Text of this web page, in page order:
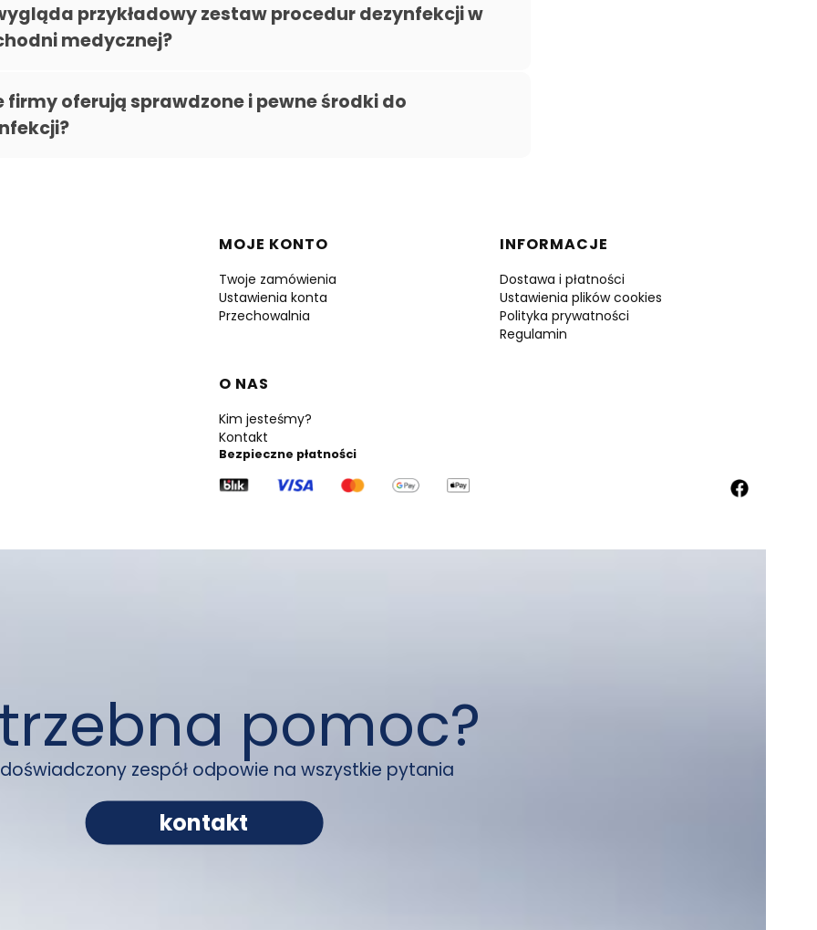
przykładowy zestaw procedur dezynfekcji w
medycznej?
firmy oferują sprawdzone i pewne środki do
Linki w stopce
MOJE KONTO
Twoje zamówienia
Ustawienia konta
Przechowalnia
INFORMACJE
Dostawa i płatności
Ustawienia plików cookies
Polityka prywatności
Regulamin
O NAS
Kim jesteśmy?
Kontakt
Bezpieczne płatności
pomoc?
zespół odpowie na wszystkie pytania
kontakt